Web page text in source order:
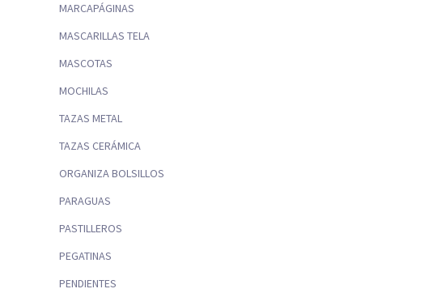
MARCAPÁGINAS
MASCARILLAS TELA
MASCOTAS
MOCHILAS
TAZAS METAL
TAZAS CERÁMICA
ORGANIZA BOLSILLOS
PARAGUAS
PASTILLEROS
PEGATINAS
PENDIENTES